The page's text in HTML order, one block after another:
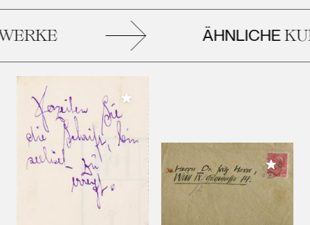
ÄHNLICHE
Meiner Sammlung hinzufügen
Meiner